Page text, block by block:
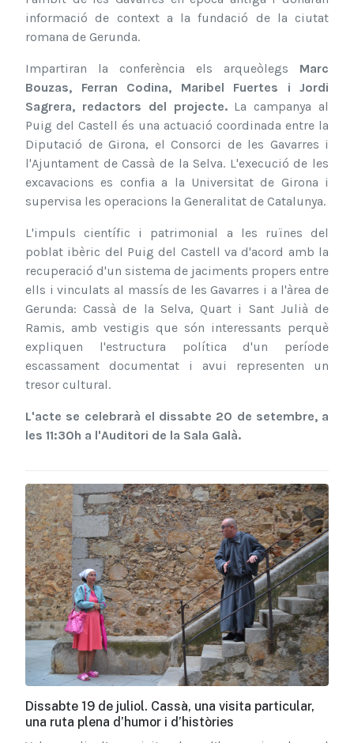
informació de context a la fundació de la ciutat
romana de Gerunda.
Impartiran la conferència els arqueòlegs Marc
Bouzas, Ferran Codina, Maribel Fuertes i Jordi
Sagrera, redactors del projecte.La campanya al
Puig del Castell és una actuació coordinada entre la
Diputació de Girona, el Consorci de les Gavarres i
l'Ajuntament de Cassà de la Selva. L'execució de les
excavacions es confia a la Universitat de Girona i
supervisa les operacions la Generalitat de Catalunya.
L'impuls científic i patrimonial a les ruïnes del
poblat ibèric del Puig del Castell va d'acord amb la
recuperació d'un sistema de jaciments propers entre
ells i vinculats al massís de les Gavarres i a l'àrea de
Gerunda: Cassà de la Selva, Quart i Sant Julià de
Ramis, amb vestigis que són interessants perquè
expliquen l'estructura política d'un període
escassament documentat i avui representen un
tresor cultural.
L'acte se celebrarà el dissabte 20 de setembre, a
les 11:30h a l'Auditori de la Sala Galà.
Dissabte 19 de juliol. Cassà, una visita particular,
una ruta plena d’humor i d’històries